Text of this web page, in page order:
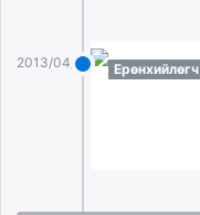
2013/04/07 Ерөнхийлөгч